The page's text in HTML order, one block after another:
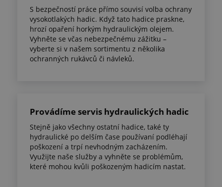
S bezpečností práce přímo souvisí volba ochrany
vysokotlakých hadic. Když tato hadice praskne,
hrozí opaření horkým hydraulickým olejem.
Vyhněte se včas nebezpečnému zážitku –
vyberte si v našem sortimentu z několika
ochranných rukávců či návleků.
Provádíme servis hydraulických hadic
Stejně jako všechny ostatní hadice, také ty
hydraulické po delším čase používaní podléhají
poškození a trpí nevhodným zacházením.
Využijte naše služby a vyhněte se problémům,
které mohou kvůli poškozeným hadicím nastat.